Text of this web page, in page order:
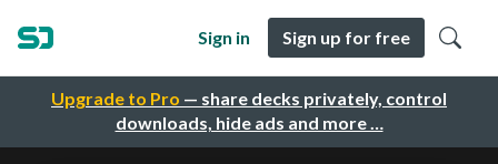
Upgrade to Pro — share decks privately, control
downloads, hide ads and more …
Sign in Sign up for free